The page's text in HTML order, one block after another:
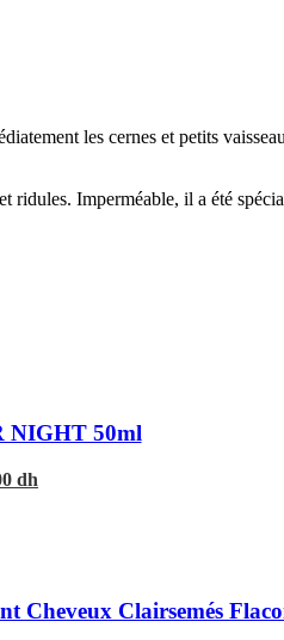
les cernes et petits
Imperméable, il a été
NIGHT 50ml
dh
Cheveux Clairsemés